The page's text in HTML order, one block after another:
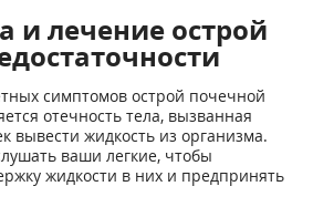
и лечение острой
симптомов острой почечной
отечность тела, вызванная
вывести жидкость из организма.
ваши легкие, чтобы
жидкости в них и предпринять